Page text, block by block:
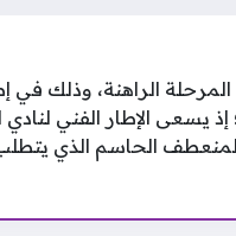
الراهنة، وذلك في
الإطار الفني لنادي
الحاسم الذي يتطلب